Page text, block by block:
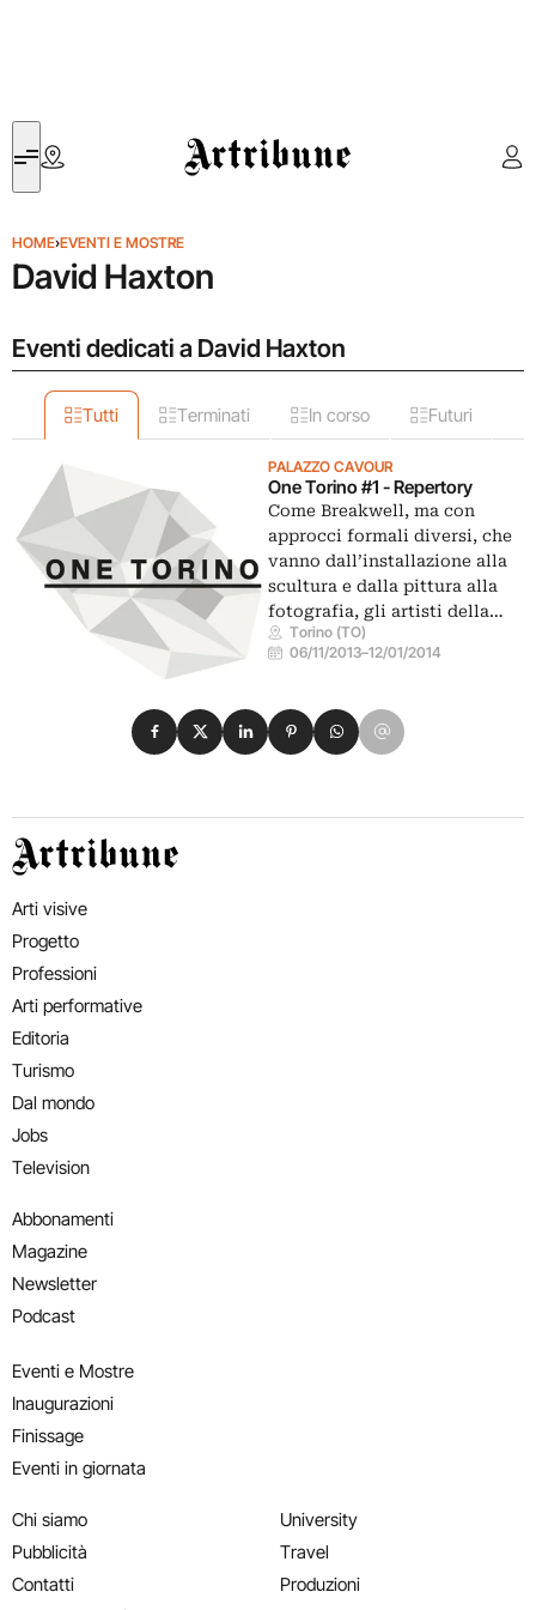
Artribune
HOME›EVENTI E MOSTRE
David Haxton
Eventi dedicati a David Haxton
Tutti Terminati In corso Futuri
PALAZZO CAVOUR
One Torino #1 - Repertory
Come Breakwell, ma con
approcci formali diversi, che
vanno dall’installazione alla
scultura e dalla pittura alla
fotografia, gli artisti della…
Torino (TO)
06/11/2013–12/01/2014
Condividi su Facebook
Condividi su X
Condividi su LinkedIn
Condividi su Pinterest
Condividi su WhatsApp
Condividi su Email
Artribune
Arti visive
Progetto
Professioni
Arti performative
Editoria
Turismo
Dal mondo
Jobs
Television
Abbonamenti
Magazine
Newsletter
Podcast
Eventi e Mostre
Inaugurazioni
Finissage
Eventi in giornata
Chi siamo
Pubblicità
Contatti
University
Travel
Produzioni